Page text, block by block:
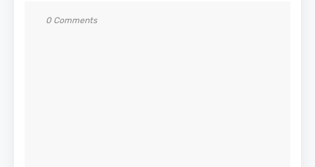
0 Comments